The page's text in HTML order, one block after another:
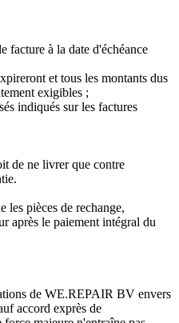
facture à la date d'échéance
et tous les montants dus
exigibles ;
indiqués sur les factures
de ne livrer que contre
les pièces de rechange,
après le paiement intégral du
de WE.REPAIR BV envers
accord exprès de